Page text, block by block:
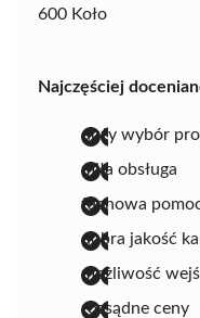
600 Koło
Najczęściej
duży wybór
miła obsługa
fachowa
dobra jakość
możliwość
rozsądne ceny